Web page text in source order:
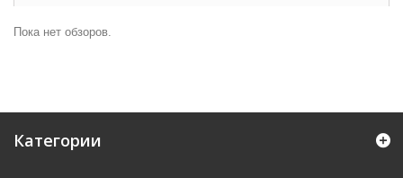
Пока нет обзоров.
Категории